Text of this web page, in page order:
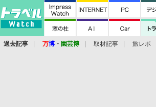
過去記事 万博 ・ 園芸博 取材記事 旅レポ